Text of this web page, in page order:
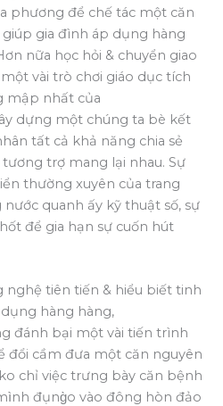
phương để chế tác một căn
giúp gia đình áp dụng hàng
nữa học hỏi & chuyển giao
vài trò chơi giáo dục tích
mập nhất của
dựng một chúng ta bè kết
tất cả khả năng chia sẻ
trợ mang lại nhau. Sự
thường xuyên của trang
quanh ấy kỹ thuật số, sự
để gia hạn sự cuốn hút
nghệ tiên tiến & hiểu biết tinh
hàng hàng,
đánh bại một vài tiến trình
đổi cầm đưa một căn nguyên
chỉ việc trưng bày căn bệnh
đụng̀o vào đông hòn đảo